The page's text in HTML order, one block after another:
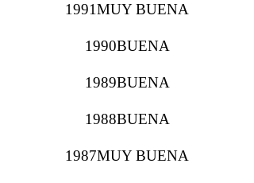
1991MUY BUENA
1990BUENA
1989BUENA
1988BUENA
1987MUY BUENA